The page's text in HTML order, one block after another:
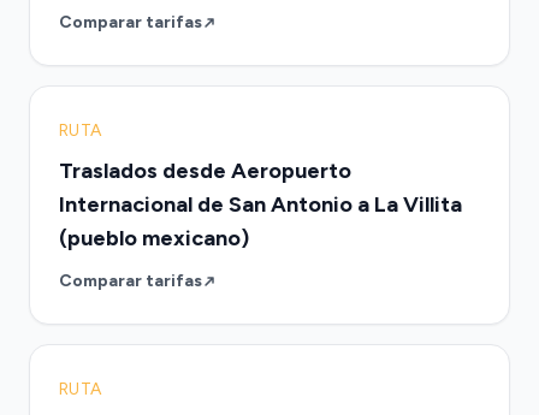
Comparar tarifas
RUTA
Traslados desde Aeropuerto
Internacional de San Antonio a La Villita
(pueblo mexicano)
Comparar tarifas
RUTA